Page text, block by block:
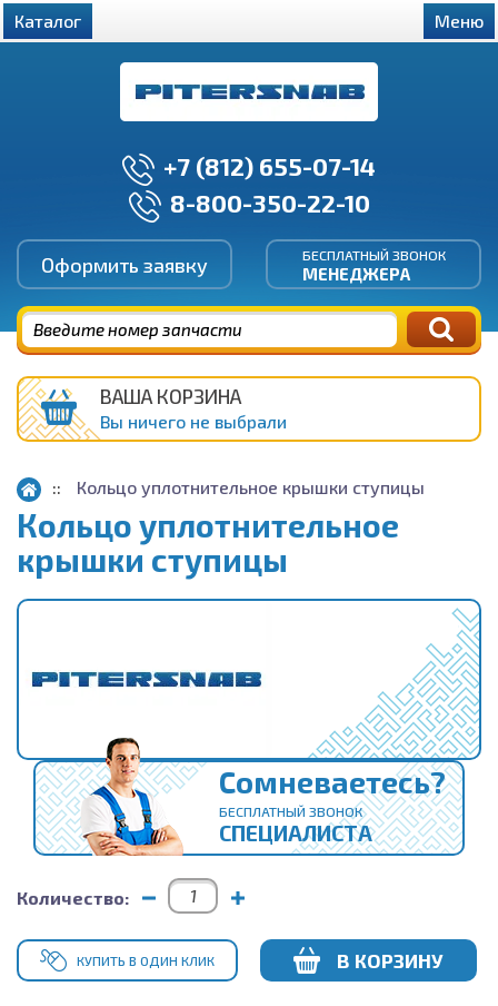
+7 (812) 655-07-14
8-800-350-22-10
Оформить заявку БЕСПЛАТНЫЙ ЗВОНОК
МЕНЕДЖЕРА
Каталог Меню
ВАША КОРЗИНА
Вы ничего не выбрали
Кольцо уплотнительное крышки ступицы
Кольцо уплотнительное
крышки ступицы
Сомневаетесь?
БЕСПЛАТНЫЙ ЗВОНОК
СПЕЦИАЛИСТА
Количество:
КУПИТЬ В ОДИН КЛИК В КОРЗИНУ